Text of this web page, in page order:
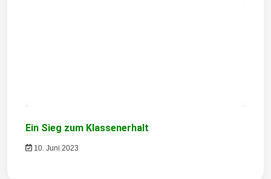
Ein Sieg zum Klassenerhalt
10. Juni 2023